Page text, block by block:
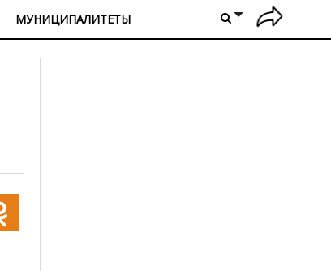
МУНИЦИПАЛИТЕТЫ